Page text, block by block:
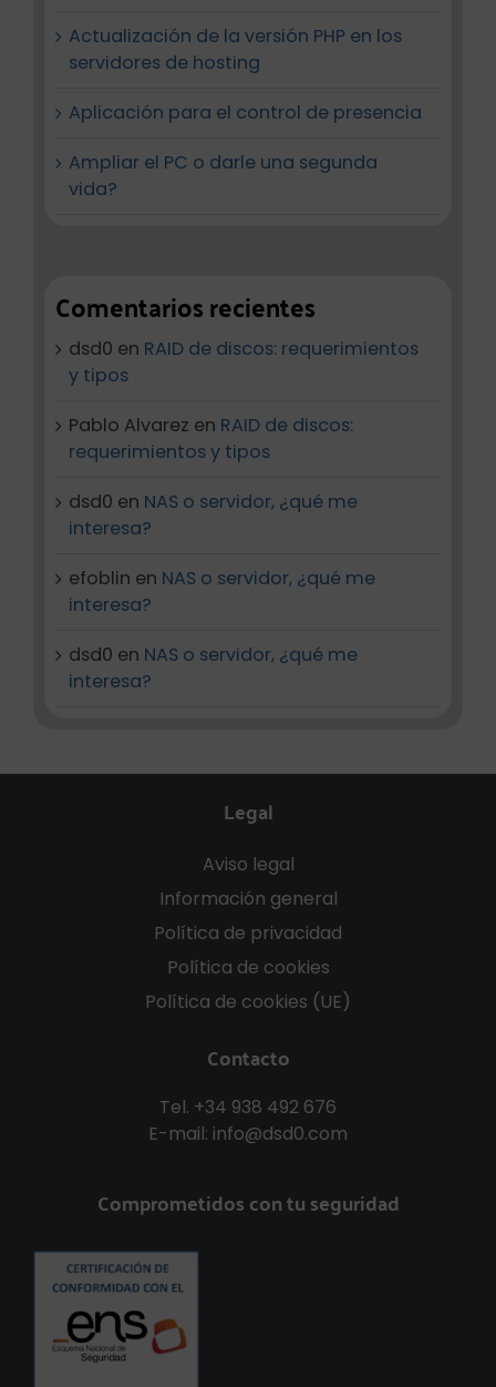
Actualización de la versión PHP en los
servidores de hosting
Aplicación para el control de presencia
Ampliar el PC o darle una segunda
vida?
Comentarios recientes
dsd0 en RAID de discos: requerimientos
y tipos
Pablo Alvarez en RAID de discos:
requerimientos y tipos
dsd0 en NAS o servidor, ¿qué me
interesa?
efoblin en NAS o servidor, ¿qué me
interesa?
dsd0 en NAS o servidor, ¿qué me
interesa?
Legal
Aviso legal
Información general
Política de privacidad
Política de cookies
Política de cookies (UE)
Contacto
Tel. +34 938 492 676
E-mail: info@dsd0.com
Comprometidos con tu seguridad